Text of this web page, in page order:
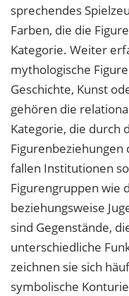
sprechendes
Farben, die die
Kategorie. Weiter
mythologische
Geschichte, Kunst
gehören die
Kategorie, die durch
fallen Institutionen
Figurengruppen wie
beziehungsweise
sind Gegenstände,
unterschiedliche
zeichnen sie sich
symbolische